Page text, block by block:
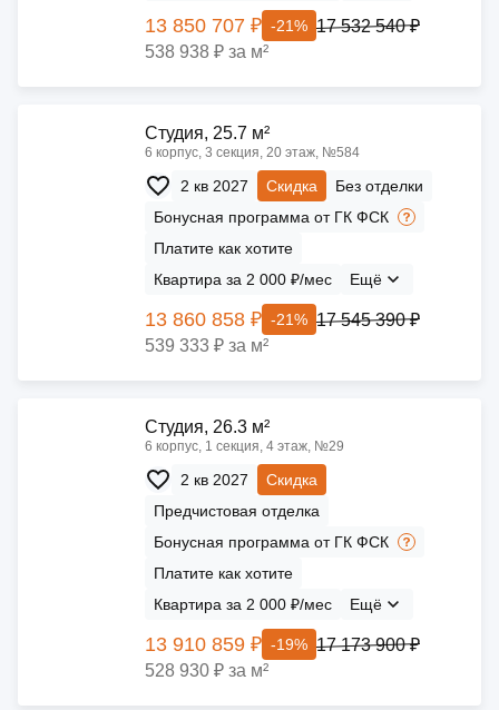
13 850 707 ₽ -21% 17 532 540 ₽
538 938 ₽ за м²
Cтудия, 25.7 м²
6 корпус, 3 секция, 20 этаж, №584
2 кв 2027 Скидка
Без отделки
Бонусная программа от ГК ФСК
Платите как хотите
Квартира за 2 000 ₽/мес
Ещё
13 860 858 ₽ -21% 17 545 390 ₽
539 333 ₽ за м²
Cтудия, 26.3 м²
6 корпус, 1 секция, 4 этаж, №29
2 кв 2027
Скидка
Предчистовая отделка
Бонусная программа от ГК ФСК
Платите как хотите
Квартира за 2 000 ₽/мес
Ещё
13 910 859 ₽ -19% 17 173 900 ₽
528 930 ₽ за м²